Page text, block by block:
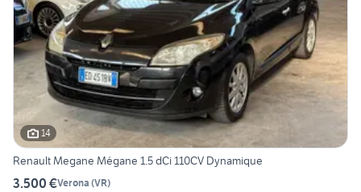
14
Renault Megane Mégane 1.5 dCi 110CV Dynamique
3.500 €Verona (VR)